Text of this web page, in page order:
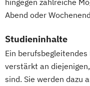
Marketing und
Master of
Abend oder
Studieninhalte
Ein
verstärkt an
sind. Sie werden dazu